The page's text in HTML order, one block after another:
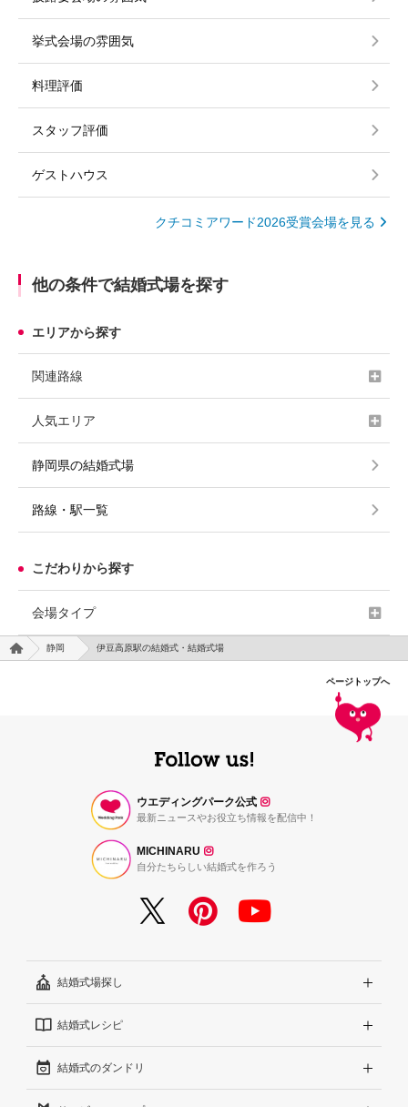
挙式会場の雰囲気
料理評価
スタッフ評価
ゲストハウス
クチコミアワード2026受賞会場を見る
他の条件で結婚式場を探す
エリアから探す
関連路線
人気エリア
静岡県の結婚式場
路線・駅一覧
こだわりから探す
会場タイプ
静岡 伊豆高原駅の結婚式・結婚式場
ページトップへ
ウエディングパーク公式
最新ニュースやお役立ち情報を配信中！
MICHINARU
自分たちらしい結婚式を作ろう
結婚式場探し
エリアから探す
こだわりから探す
結婚式レシピ
結婚式準備レポート『ハナレポ』
結婚式のダンドリ